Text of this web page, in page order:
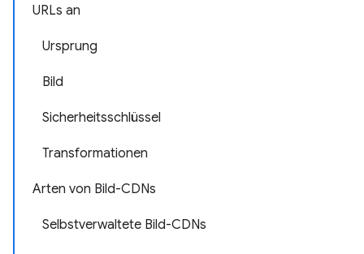
URLs an
Ursprung
Bild
Sicherheitsschlüssel
Transformationen
Arten von Bild-CDNs
Selbstverwaltete Bild-CDNs